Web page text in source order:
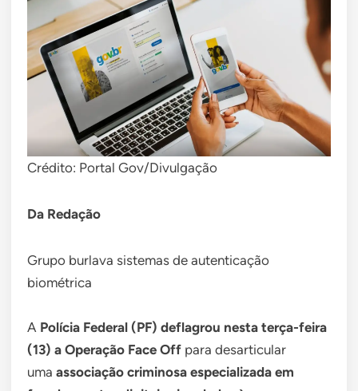
Crédito: Portal Gov/Divulgação
Da Redação
Grupo burlava sistemas de autenticação
biométrica
A Polícia Federal (PF) deflagrou nesta terça-feira
(13) a Operação Face Off para desarticular
uma associação criminosa especializada em